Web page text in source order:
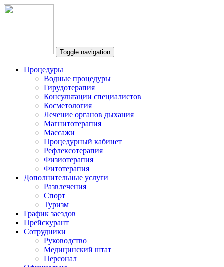
Toggle navigation
Процедуры
Водные процедуры
Гирудотерапия
Консультации специалистов
Косметология
Лечение органов дыхания
Магнитотерапия
Массажи
Процедурный кабинет
Рефлексотерапия
Физиотерапия
Фитотерапия
Дополнительные услуги
Развлечения
Спорт
Туризм
График заездов
Прейскурант
Сотрудники
Руководство
Медицинский штат
Персонал